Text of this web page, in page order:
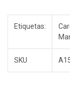
Etiquetas:
SKU